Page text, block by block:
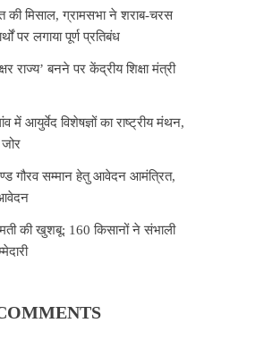
की मिसाल, ग्रामसभा ने शराब-चरस
पर लगाया पूर्ण प्रतिबंध
राज्य’ बनने पर केंद्रीय शिक्षा मंत्री
आयुर्वेद विशेषज्ञों का राष्ट्रीय मंथन,
गौरव सम्मान हेतु आवेदन आमंत्रित,
की खुशबू: 160 किसानों ने संभाली